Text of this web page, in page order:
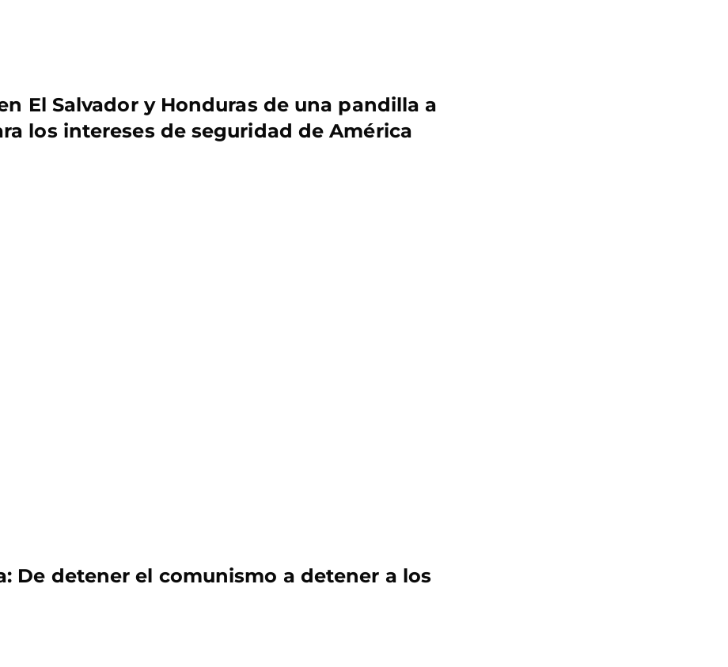
El Salvador y Honduras de una pandilla a
los intereses de seguridad de América
De detener el comunismo a detener a los